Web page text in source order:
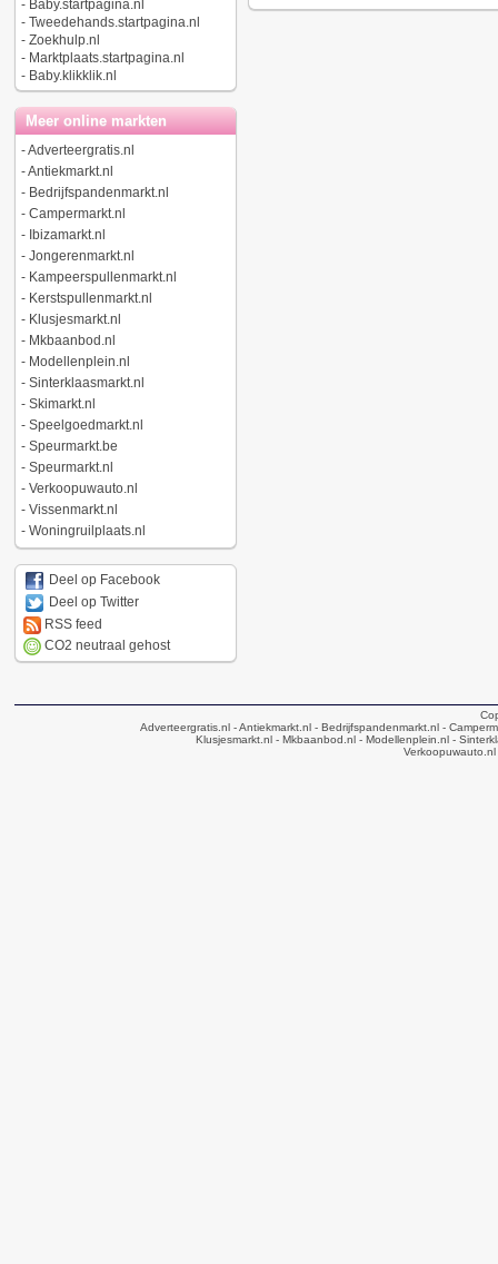
- Baby.startpagina.nl
- Tweedehands.startpagina.nl
- Zoekhulp.nl
- Marktplaats.startpagina.nl
- Baby.klikklik.nl
Meer online markten
-Adverteergratis.nl
-Antiekmarkt.nl
- Bedrijfspandenmarkt.nl
- Campermarkt.nl
- Ibizamarkt.nl
- Jongerenmarkt.nl
- Kampeerspullenmarkt.nl
- Kerstspullenmarkt.nl
- Klusjesmarkt.nl
- Mkbaanbod.nl
- Modellenplein.nl
- Sinterklaasmarkt.nl
- Skimarkt.nl
- Speelgoedmarkt.nl
- Speurmarkt.be
- Speurmarkt.nl
- Verkoopuwauto.nl
- Vissenmarkt.nl
- Woningruilplaats.nl
Deel op Facebook
Deel op Twitter
RSS feed
CO2 neutraal gehost
Adverteergratis.nl - Antiekmarkt.nl - Bedrijfspandenmarkt.nl -
Klusjesmarkt.nl- Mkbaanbod.nl- Modellenplein.nl-
Verkoopuwauto.nl